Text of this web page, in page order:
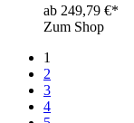
ab 249,79 €*
Zum Shop
1
2
3
4